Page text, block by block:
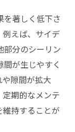
を著しく低下さ
えば、サイデ
部分のシーリン
が生じやすく
隙間が拡大
定期的なメンテ
持することが